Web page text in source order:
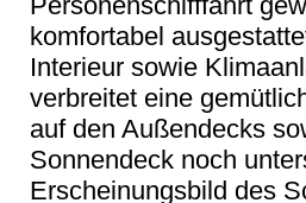
komfortabel
Interieur sowie
verbreitet eine
auf den Außendecks
Sonnendeck noch
Erscheinungsbild des